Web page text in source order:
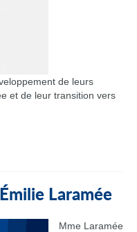
de leurs
et de leur transition vers
Laramée
Mme Laramée